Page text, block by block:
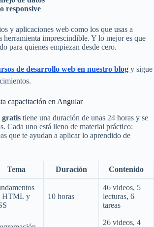
responsive
y aplicaciones web como los que usas a
herramienta imprescindible. Y lo mejor es que
para quienes empiezan desde cero.
de desarrollo web en nuestro blog y sigue
capacitación en Angular
gratis tiene una duración de unas 24 horas y se
Cada uno está lleno de material práctico:
que te ayudan a aplicar lo aprendido de
Tema Duración Contenido
HTML y
10 horas
46 videos, 5
lecturas, 6
tareas
26 videos, 4